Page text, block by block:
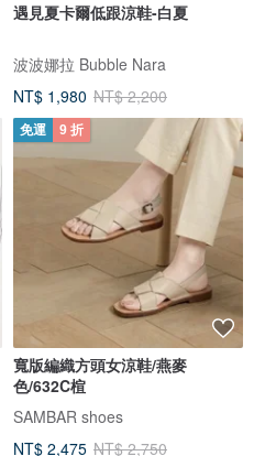
遇見夏卡爾低跟涼鞋-白夏
波波娜拉 Bubble Nara
NT$ 1,980 NT$ 2,200
免運 9 折
寬版編織方頭女涼鞋/燕麥
色/632C楦
SAMBAR shoes
NT$ 2,475 NT$ 2,750